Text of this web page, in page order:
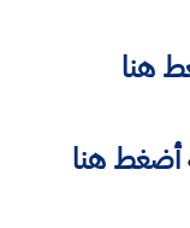
هنا
أضغط هنا